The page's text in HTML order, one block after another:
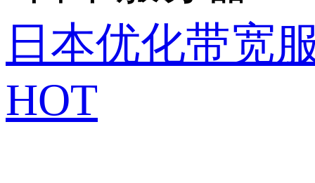
日本优化带宽
HOT